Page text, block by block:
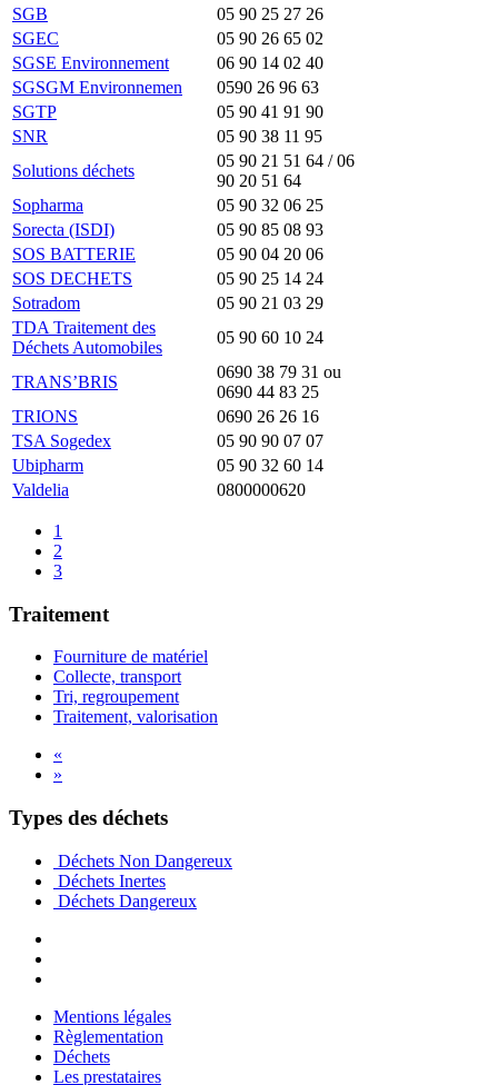
SGB
05 90 25 27 26
SGEC
05 90 26 65 02
SGSE Environnement
06 90 14 02 40
SGSGM Environnemen
0590 26 96 63
SGTP
05 90 41 91 90
SNR
05 90 38 11 95
Solutions déchets
05 90 21 51 64 / 06
90 20 51 64
Sopharma
05 90 32 06 25
Sorecta (ISDI)
05 90 85 08 93
SOS BATTERIE
05 90 04 20 06
SOS DECHETS
05 90 25 14 24
Sotradom
05 90 21 03 29
TDA Traitement des
Déchets Automobiles
05 90 60 10 24
TRANS’BRIS
0690 38 79 31 ou
0690 44 83 25
TRIONS
0690 26 26 16
TSA Sogedex
05 90 90 07 07
Ubipharm
05 90 32 60 14
Valdelia
0800000620
1
2
3
Traitement
Fourniture de matériel
Collecte, transport
Tri, regroupement
Traitement, valorisation
«
»
Types des déchets
Déchets Non Dangereux
Déchets Inertes
Déchets Dangereux
Mentions légales
Règlementation
Déchets
Les prestataires